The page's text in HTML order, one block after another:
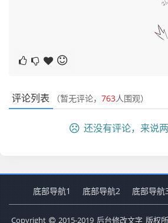
评论列表 （暂无评论， 763人围观）
还没有评论，来说
底部导航1 底部导航2 底部导航
Copyright 2015-2019 后台修改文字 版权